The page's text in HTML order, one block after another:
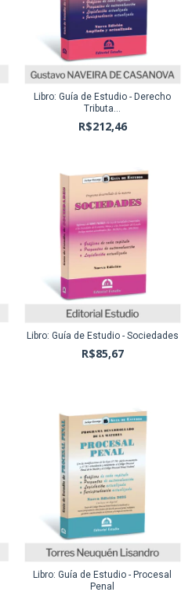
Libro: Guía de Estudio - Derecho
Tributa...
R$212,46
Libro: Guía de Estudio - Sociedades
R$85,67
Libro: Guía de Estudio - Procesal
Penal